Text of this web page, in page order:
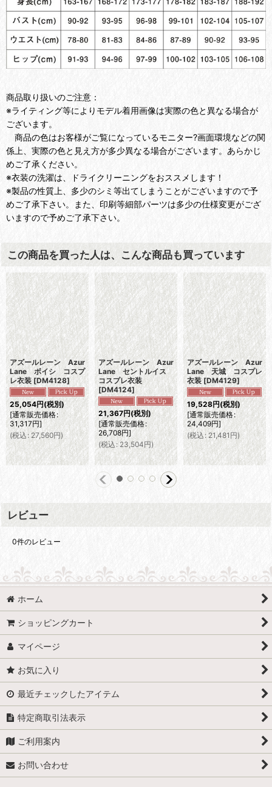
商品取り扱いのご注意：
※ライティング等によりモデル着用画像は実際の色と異なる場合が
ございます。
商品の色はお客様がご覧になっているモニター?画面環境などの関
係上、実際の色と見え方が多少異なる場合がございます。あらかじ
めご了承ください。
※衣装の洗濯は、ドライクリーニングをおススメします！
※製品の性質上、多少のシミ等出てしまうことがございますので予
めご了承下さい。また、印刷等細部パーツは多少の仕様変更がござ
いますので予めご了承下さい。
この商品を買った人は、こんな商品も買っています
アズールレーン Azur
Lane ボイシ コスプ
レ衣装 [DM4128]
25,054円(税別)
[通常販売価格:
31,317円]
(税込: 27,560円)
アズールレーン Azur
Lane セントルイス
コスプレ衣装
[DM4124]
21,367円(税別)
[通常販売価格:
26,708円]
(税込: 23,504円)
アズールレーン Azur
Lane 天城 コスプレ
衣装 [DM4129]
19,528円(税別)
[通常販売価格:
24,409円]
(税込: 21,481円)
レビュー
0件のレビュー
ホーム
ショッピングカート
マイページ
お気に入り
最近チェックしたアイテム
特定商取引法表示
ご利用案内
お問い合わせ